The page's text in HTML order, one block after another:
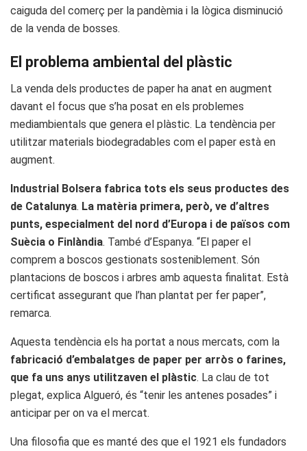
caiguda del comerç per la pandèmia i la lògica disminució
de la venda de bosses.
El problema ambiental del plàstic
La venda dels productes de paper ha anat en augment
davant el focus que s’ha posat en els problemes
mediambientals que genera el plàstic. La tendència per
utilitzar materials biodegradables com el paper està en
augment.
Industrial Bolsera fabrica tots els seus productes des
de Catalunya. La matèria primera, però, ve d’altres
punts, especialment del nord d’Europa i de països com
Suècia o Finlàndia. També d’Espanya. “El paper el
comprem a boscos gestionats sosteniblement. Són
plantacions de boscos i arbres amb aquesta finalitat. Està
certificat assegurant que l’han plantat per fer paper”,
remarca.
Aquesta tendència els ha portat a nous mercats, com la
fabricació d’embalatges de paper per arròs o farines,
que fa uns anys utilitzaven el plàstic. La clau de tot
plegat, explica Algueró, és “tenir les antenes posades” i
anticipar per on va el mercat.
Una filosofia que es manté des que el 1921 els fundadors